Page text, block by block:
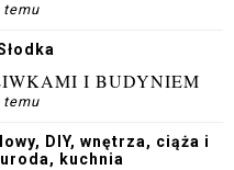
temu
I BUDYNIEM
temu
DIY, wnętrza, ciąża i
kuchnia